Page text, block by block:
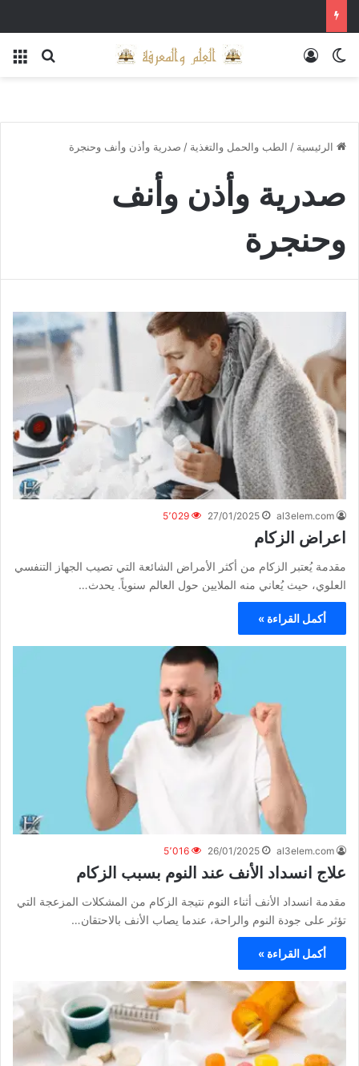
بحث الوضع المظلمتسجيل الدخول
الرئيسية / الطب والحمل والتغذية / صدرية وأذن وأنف وحنجرة
صدرية وأذن وأنف
وحنجرة
al3elem.com
27/01/2025 5٬029
اعراض الزكام
مقدمة يُعتبر الزكام من أكثر الأمراض الشائعة التي تصيب الجهاز التنفسي
العلوي، حيث يُعاني منه الملايين حول العالم سنوياً. يحدث…
أكمل القراءة »
al3elem.com
26/01/2025 5٬016
علاج انسداد الأنف عند النوم بسبب الزكام
مقدمة انسداد الأنف أثناء النوم نتيجة الزكام من المشكلات المزعجة التي
تؤثر على جودة النوم والراحة، عندما يصاب الأنف بالاحتقان…
أكمل القراءة »